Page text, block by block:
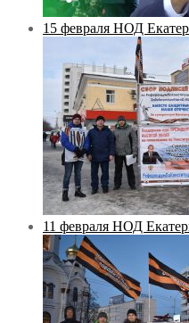
15 февраля НОД
11 февраля НОД